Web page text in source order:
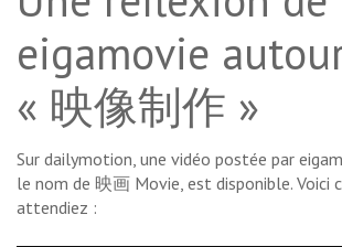
eigamovie
« 映像制作 »
Sur dailymotion, une vidéo postée par
le nom de 映画 Movie, est disponible. Voici
attendiez :